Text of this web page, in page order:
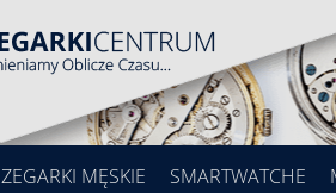
ZEGARKI MĘSKIE SMARTWATCHE